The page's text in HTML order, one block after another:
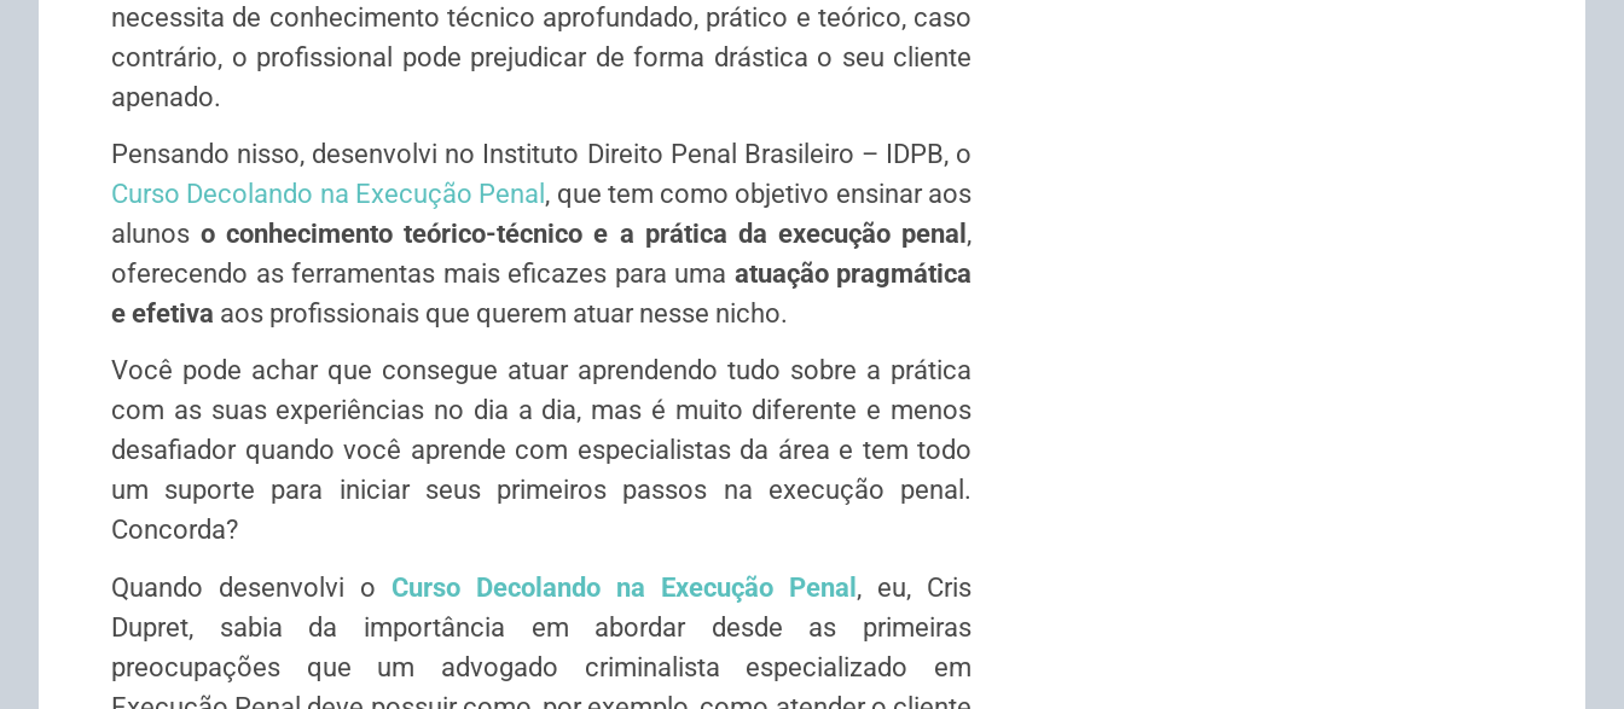
necessita de conhecimento técnico aprofundado, prático e teórico, caso
contrário, o profissional pode prejudicar de forma drástica o seu cliente
apenado.
Pensando nisso, desenvolvi no Instituto Direito Penal Brasileiro – IDPB, o
Curso Decolando na Execução Penal , que tem como objetivo ensinar aos
alunoso conhecimento teórico-técnico e a prática da execução penal ,
oferecendo as ferramentas mais eficazes para uma atuação pragmática
e efetiva aos profissionais que querem atuar nesse nicho.
Você pode achar que consegue atuar aprendendo tudo sobre a prática
com as suas experiências no dia a dia, mas é muito diferente e menos
desafiador quando você aprende com especialistas da área e tem todo
um suporte para iniciar seus primeiros passos na execução penal.
Concorda?
Quando desenvolvi o Curso Decolando na Execução Penal , eu, Cris
Dupret, sabia da importância em abordar desde as primeiras
preocupações que um advogado criminalista especializado em